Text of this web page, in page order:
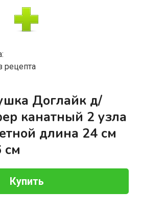
рецепта
Доглайк д/
канатный 2 узла
длина 24 см
см
Купить